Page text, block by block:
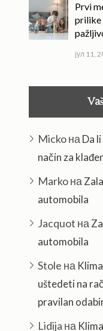
Prvi
prilike
јул 11,
Mickoна Da
način za
Markoна
automobila
Jacquot на
automobila
Stole на
uštedeti na
pravilan
Lidija на